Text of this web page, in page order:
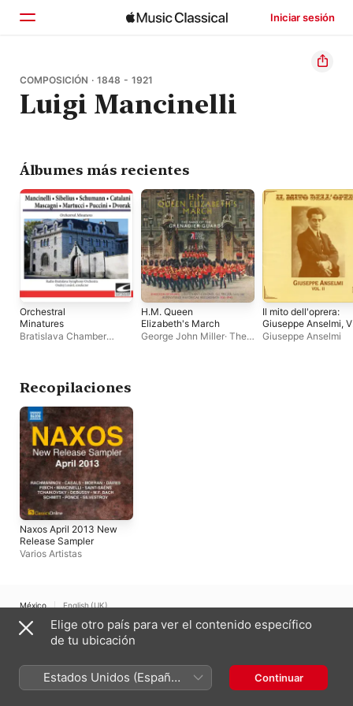
Iniciar sesión
Inicio
Explorar
COMPOSICIÓN · 1848 - 1921
Luigi Mancinelli
Álbumes más recientes
Orchestral
Minatures
Bratislava Chamber
H.M. Queen
Elizabeth's March
George John Miller· The
Il mito dell'oprera:
Giuseppe Anselmi,
2
Giuseppe Anselmi
Recopilaciones
Naxos April 2013 New
Release Sampler
Varios Artistas
México English (UK)
Copyright © 2026 Apple Inc.
Todos los derechos reservados.
Advertencia sobre cookies
Soporte Comentarios
Elige otro país para ver el contenido específico
de tu ubicación
Estados Unidos (Español
México)
Continuar